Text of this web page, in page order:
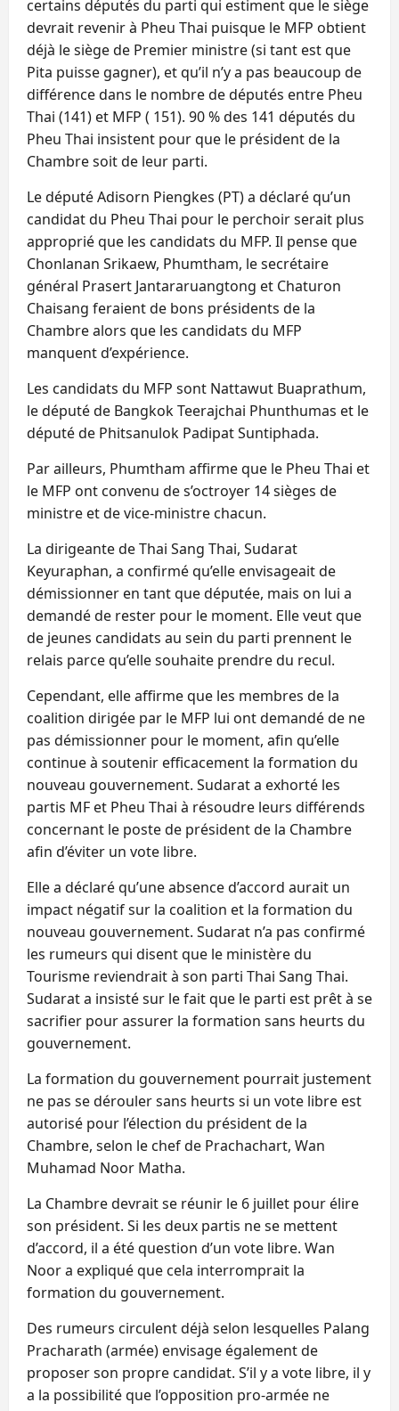
certains députés du parti qui estiment que le siège
devrait revenir à Pheu Thai puisque le MFP obtient
déjà le siège de Premier ministre (si tant est que
Pita puisse gagner), et qu’il n’y a pas beaucoup de
différence dans le nombre de députés entre Pheu
Thai (141) et MFP ( 151). 90 % des 141 députés du
Pheu Thai insistent pour que le président de la
Chambre soit de leur parti.
Le député Adisorn Piengkes (PT) a déclaré qu’un
candidat du Pheu Thai pour le perchoir serait plus
approprié que les candidats du MFP. Il pense que
Chonlanan Srikaew, Phumtham, le secrétaire
général Prasert Jantararuangtong et Chaturon
Chaisang feraient de bons présidents de la
Chambre alors que les candidats du MFP
manquent d’expérience.
Les candidats du MFP sont Nattawut Buaprathum,
le député de Bangkok Teerajchai Phunthumas et le
député de Phitsanulok Padipat Suntiphada.
Par ailleurs, Phumtham affirme que le Pheu Thai et
le MFP ont convenu de s’octroyer 14 sièges de
ministre et de vice-ministre chacun.
La dirigeante de Thai Sang Thai, Sudarat
Keyuraphan, a confirmé qu’elle envisageait de
démissionner en tant que députée, mais on lui a
demandé de rester pour le moment. Elle veut que
de jeunes candidats au sein du parti prennent le
relais parce qu’elle souhaite prendre du recul.
Cependant, elle affirme que les membres de la
coalition dirigée par le MFP lui ont demandé de ne
pas démissionner pour le moment, afin qu’elle
continue à soutenir efficacement la formation du
nouveau gouvernement. Sudarat a exhorté les
partis MF et Pheu Thai à résoudre leurs différends
concernant le poste de président de la Chambre
afin d’éviter un vote libre.
Elle a déclaré qu’une absence d’accord aurait un
impact négatif sur la coalition et la formation du
nouveau gouvernement. Sudarat n’a pas confirmé
les rumeurs qui disent que le ministère du
Tourisme reviendrait à son parti Thai Sang Thai.
Sudarat a insisté sur le fait que le parti est prêt à se
sacrifier pour assurer la formation sans heurts du
gouvernement.
La formation du gouvernement pourrait justement
ne pas se dérouler sans heurts si un vote libre est
autorisé pour l’élection du président de la
Chambre, selon le chef de Prachachart, Wan
Muhamad Noor Matha.
La Chambre devrait se réunir le 6 juillet pour élire
son président. Si les deux partis ne se mettent
d’accord, il a été question d’un vote libre. Wan
Noor a expliqué que cela interromprait la
formation du gouvernement.
Des rumeurs circulent déjà selon lesquelles Palang
Pracharath (armée) envisage également de
proposer son propre candidat. S’il y a vote libre, il y
a la possibilité que l’opposition pro-armée ne